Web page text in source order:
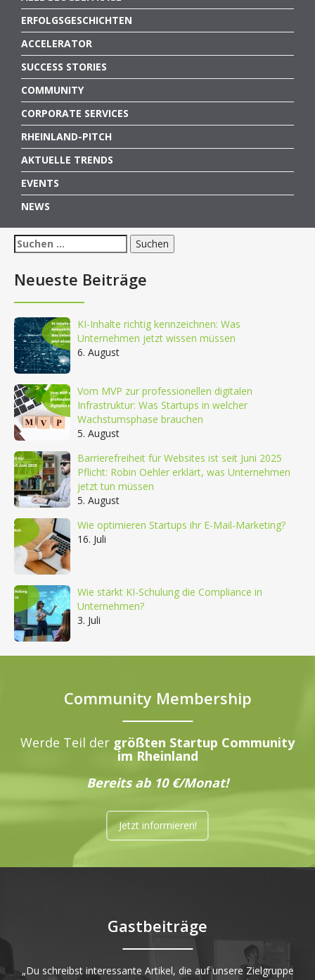
ERFOLGSGESCHICHTEN
ACCELERATOR
SUCCESS STORIES
COMMUNITY
CORPORATE SERVICES
RHEINLAND-PITCH
AKTUELLE TRENDS
EVENTS
NEWS
Suchen
nach:
Neueste Beiträge
KI-Inhalte richtig kennzeichnen: Was
Unternehmen jetzt wissen müssen
6. August
Vom MVP zur professionellen digitalen
Infrastruktur: Was Startups in welcher
Wachstumsphase brauchen
5. August
Barrierefreiheit für Websites ist seit Juni 2025
Pflicht: Robin Oehler erklärt, was Unternehmen
jetzt tun müssen
5. August
Wie optimieren Startups ihr E-Mail-Marketing?
16. Juli
Wie stärkt KI-Schulung die Compliance in
Unternehmen?
3. Juli
Community Membership
Werde Teil der größten Startup Community
im Rheinland
Bereits ab 10 €/Monat!
Jetzt informieren!
Gastbeiträge
„Du schreibst interessante Artikel, die auf unsere Zielgruppe